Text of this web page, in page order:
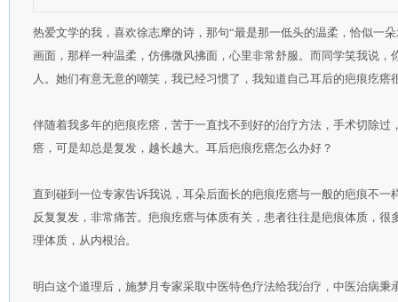
热爱文学的我，喜欢徐志摩的诗，那句“最是那一低头的温柔，恰似一
画面，那样一种温柔，仿佛微风拂面，心里非常舒服。而同学笑我说
人。她们有意无意的嘲笑，我已经习惯了，我知道自己耳后的疤痕疙瘩
伴随着我多年的疤痕疙瘩，苦于一直找不到好的治疗方法，手术切除
瘩，可是却总是复发，越长越大。耳后疤痕疙瘩怎么办好？
直到碰到一位专家告诉我说，耳朵后面长的疤痕疙瘩与一般的疤痕不
反复复发，非常痛苦。疤痕疙瘩与体质有关，患者往往是疤痕体质，
理体质，从内根治。
明白这个道理后，施梦月专家采取中医特色疗法给我治疗，中医治病